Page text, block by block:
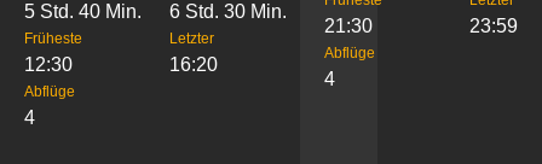
5 Std. 40 Min. 6 Std. 30 Min.
Früheste
12:30
Letzter
16:20
Abflüge
4
21:30 23:59
Abflüge
4